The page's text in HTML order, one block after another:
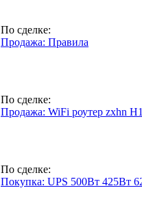
По сделке:
Продажа: Правила
По сделке:
Продажа: WiFi роутер zxhn
По сделке:
Покупка: UPS 500Вт 425Вт